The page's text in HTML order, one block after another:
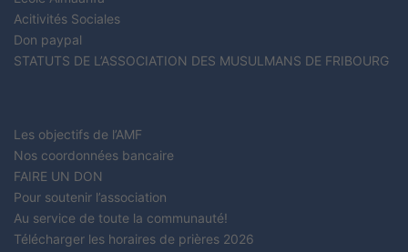
Acitivités Sociales
Don paypal
STATUTS DE L’ASSOCIATION DES MUSULMANS DE FRIBOURG
Les objectifs de l’AMF
Nos coordonnées bancaire
FAIRE UN DON
Pour soutenir l’association
Au service de toute la communauté!
Télécharger les horaires de prières 2026